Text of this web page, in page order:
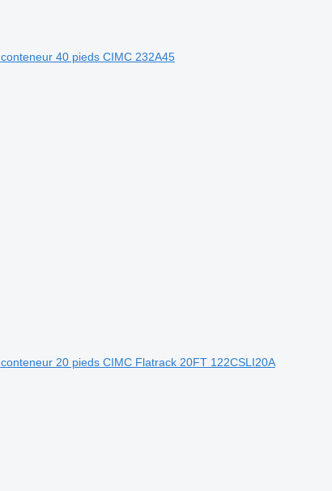
conteneur 40 pieds CIMC 232A45
conteneur 20 pieds CIMC Flatrack 20FT 122CSLI20A